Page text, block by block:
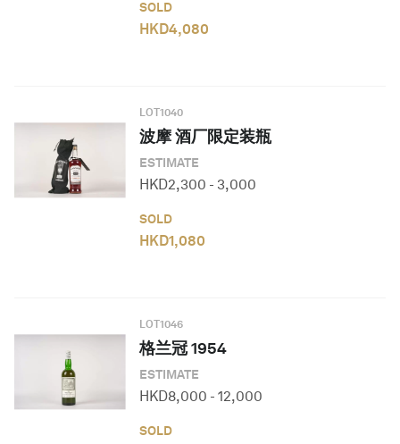
SOLD
HKD4,080
LOT1040
波摩 酒厂限定装瓶
ESTIMATE
HKD2,300 - 3,000
SOLD
HKD1,080
LOT1046
格兰冠 1954
ESTIMATE
HKD8,000 - 12,000
SOLD